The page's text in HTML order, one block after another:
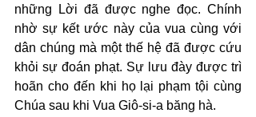
những Lời đã được nghe đọc. Chính
nhờ sự kết ước này của vua cùng với
dân chúng mà một thế hệ đã được cứu
khỏi sự đoán phạt. Sự lưu đày được trì
hoãn cho đến khi họ lại phạm tội cùng
Chúa sau khi Vua Giô-si-a băng hà.